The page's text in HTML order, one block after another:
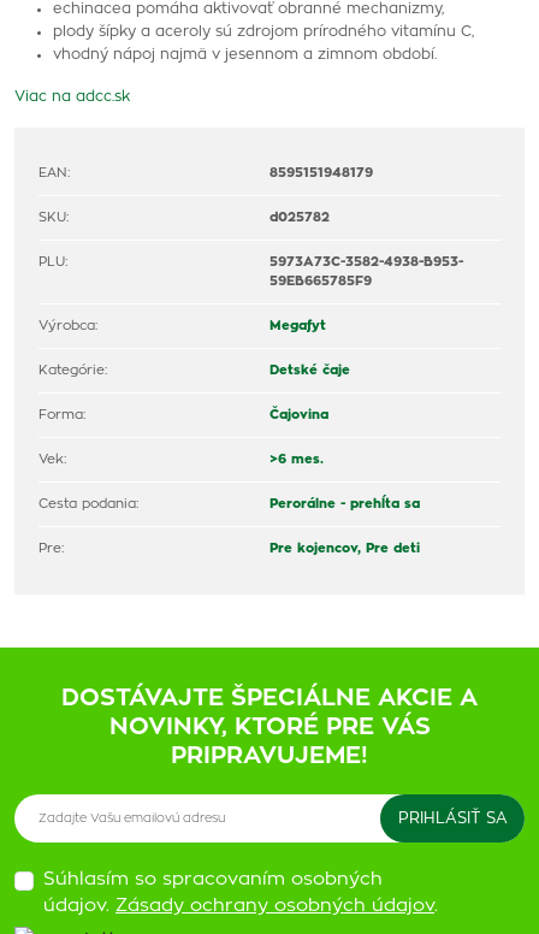
echinacea pomáha aktivovať obranné mechanizmy,
plody šípky a aceroly sú zdrojom prírodného vitamínu C,
vhodný nápoj najmä v jesennom a zimnom období.
Viac na adcc.sk
EAN: 8595151948179
SKU: d025782
PLU:
5973A73C-3582-4938-B953-
59EB665785F9
Výrobca: Megafyt
Kategórie: Detské čaje
Forma: Čajovina
Vek: >6 mes.
Cesta podania: Perorálne - prehĺta sa
Pre: Pre kojencov, Pre deti
DOSTÁVAJTE ŠPECIÁLNE AKCIE A
NOVINKY, KTORÉ PRE VÁS
PRIPRAVUJEME!
Súhlasím so spracovaním osobných
údajov. Zásady ochrany osobných údajov.